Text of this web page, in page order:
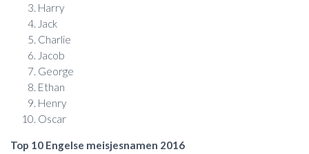
Harry
Jack
Charlie
Jacob
George
Ethan
Henry
Oscar
Top 10 Engelse meisjesnamen 2016